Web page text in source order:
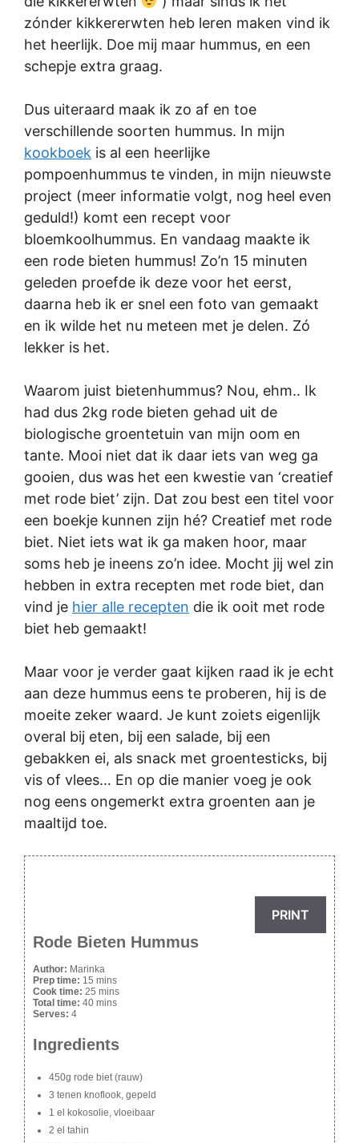
zónder kikkererwten heb leren maken vind ik
het heerlijk. Doe mij maar hummus, en een
schepje extra graag.
Dus uiteraard maak ik zo af en toe
verschillende soorten hummus. In mijn
kookboek is al een heerlijke
pompoenhummus te vinden, in mijn nieuwste
project (meer informatie volgt, nog heel even
geduld!) komt een recept voor
bloemkoolhummus. En vandaag maakte ik
een rode bieten hummus! Zo’n 15 minuten
geleden proefde ik deze voor het eerst,
daarna heb ik er snel een foto van gemaakt
en ik wilde het nu meteen met je delen. Zó
lekker is het.
Waarom juist bietenhummus? Nou, ehm.. Ik
had dus 2kg rode bieten gehad uit de
biologische groentetuin van mijn oom en
tante. Mooi niet dat ik daar iets van weg ga
gooien, dus was het een kwestie van ‘creatief
met rode biet’ zijn. Dat zou best een titel voor
een boekje kunnen zijn hé? Creatief met rode
biet. Niet iets wat ik ga maken hoor, maar
soms heb je ineens zo’n idee. Mocht jij wel zin
hebben in extra recepten met rode biet, dan
vind je hier alle recepten die ik ooit met rode
biet heb gemaakt!
Maar voor je verder gaat kijken raad ik je echt
aan deze hummus eens te proberen, hij is de
moeite zeker waard. Je kunt zoiets eigenlijk
overal bij eten, bij een salade, bij een
gebakken ei, als snack met groentesticks, bij
vis of vlees… En op die manier voeg je ook
nog eens ongemerkt extra groenten aan je
maaltijd toe.
PRINT
Rode Bieten Hummus
Author: Marinka
Prep time: 15 mins
Cook time: 25 mins
Total time: 40 mins
Serves: 4
Ingredients
450g rode biet (rauw)
3 tenen knoflook, gepeld
1 el kokosolie, vloeibaar
2 el tahin